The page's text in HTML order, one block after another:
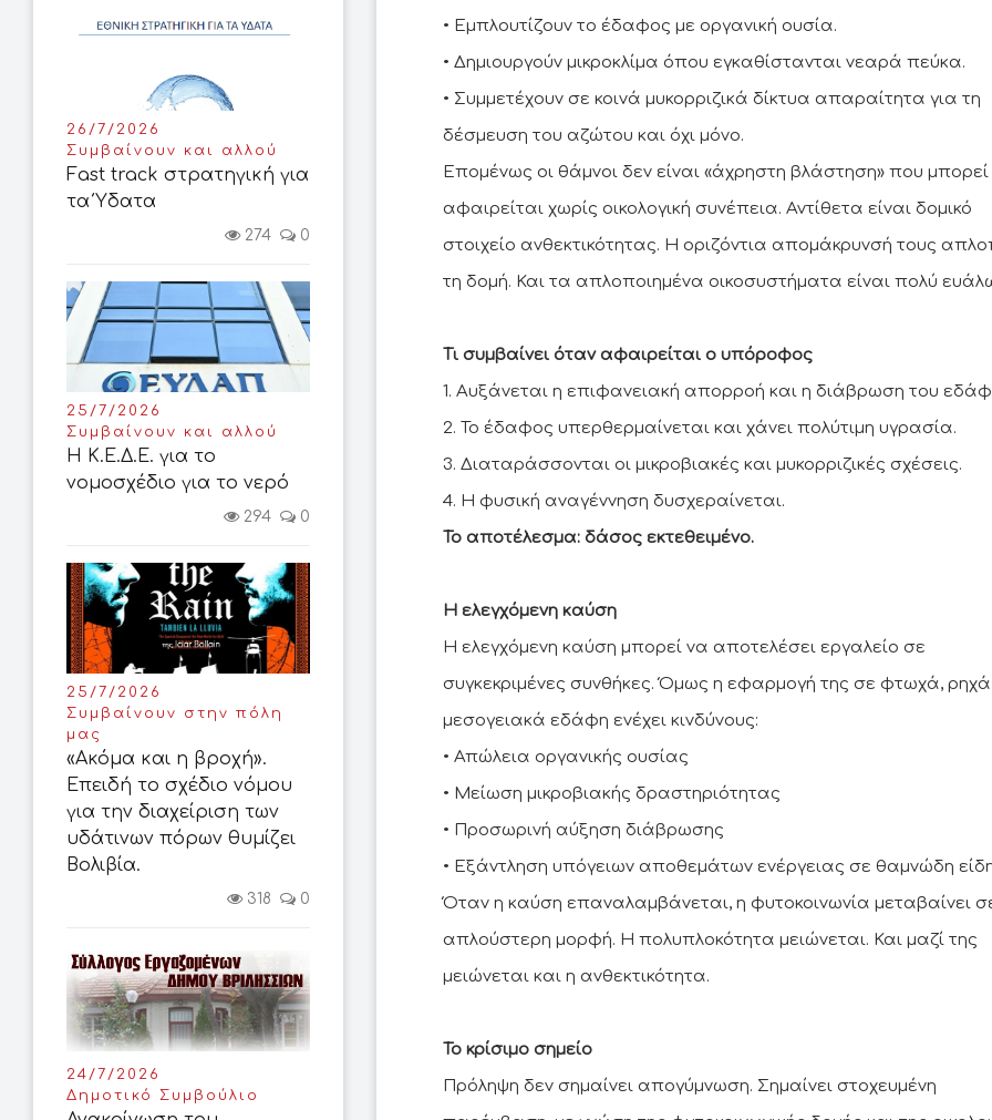
26/7/2026
Συμβαίνουν και αλλού
Fast track στρατηγική για
τα Ύδατα
274 0
25/7/2026
Συμβαίνουν και αλλού
Η Κ.Ε.Δ.Ε. για το
νομοσχέδιο για το νερό
294 0
25/7/2026
Συμβαίνουν στην πόλη
μας
«Ακόμα και η βροχή».
Επειδή το σχέδιο νόμου
για την διαχείριση των
υδάτινων πόρων θυμίζει
Βολιβία.
318 0
24/7/2026
Δημοτικό Συμβούλιο
• Εμπλουτίζουν το έδαφος με οργανική ουσία.
• Δημιουργούν μικροκλίμα όπου εγκαθίστανται νεαρά πεύκα.
• Συμμετέχουν σε κοινά μυκορριζικά δίκτυα απαραίτητα για τη
δέσμευση του αζώτου και όχι μόνο.
Επομένως οι θάμνοι δεν είναι «άχρηστη βλάστηση» που
αφαιρείται χωρίς οικολογική συνέπεια. Αντίθετα είναι δομικό
στοιχείο ανθεκτικότητας. Η οριζόντια απομάκρυνσή τους
τη δομή. Και τα απλοποιημένα οικοσυστήματα είναι πολύ
Τι συμβαίνει όταν αφαιρείται ο υπόροφος
1. Αυξάνεται η επιφανειακή απορροή και η διάβρωση του
2. Το έδαφος υπερθερμαίνεται και χάνει πολύτιμη υγρασία.
3. Διαταράσσονται οι μικροβιακές και μυκορριζικές σχέσεις.
Το αποτέλεσμα: δάσος εκτεθειμένο.
Η ελεγχόμενη καύση
Η ελεγχόμενη καύση μπορεί να αποτελέσει εργαλείο σε
συγκεκριμένες συνθήκες. Όμως η εφαρμογή της σε φτωχά, ρηχά
μεσογειακά εδάφη ενέχει κινδύνους:
• Απώλεια οργανικής ουσίας
• Μείωση μικροβιακής δραστηριότητας
• Προσωρινή αύξηση διάβρωσης
• Εξάντληση υπόγειων αποθεμάτων ενέργειας σε θαμνώδη
Όταν η καύση επαναλαμβάνεται, η φυτοκοινωνία μεταβαίνει
απλούστερη μορφή. Η πολυπλοκότητα μειώνεται. Και μαζί της
μειώνεται και η ανθεκτικότητα.
Το κρίσιμο σημείο
Πρόληψη δεν σημαίνει απογύμνωση. Σημαίνει στοχευμένη